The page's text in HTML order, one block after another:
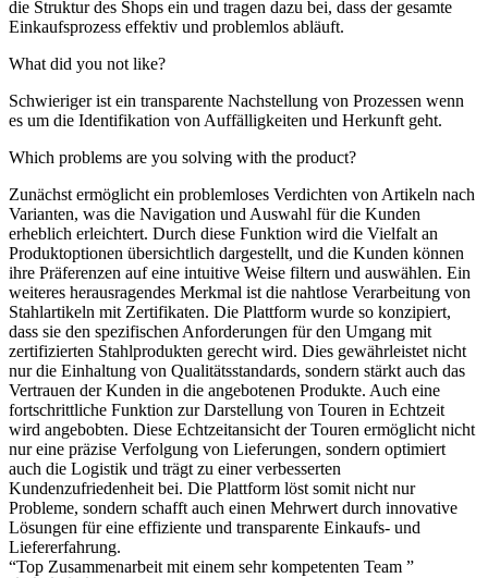
die Struktur des Shops ein und tragen dazu bei, dass der gesamte
Einkaufsprozess effektiv und problemlos abläuft.
What did you not like?
Schwieriger ist ein transparente Nachstellung von Prozessen wenn
es um die Identifikation von Auffälligkeiten und Herkunft geht.
Which problems are you solving with the product?
Zunächst ermöglicht ein problemloses Verdichten von Artikeln nach
Varianten, was die Navigation und Auswahl für die Kunden
erheblich erleichtert. Durch diese Funktion wird die Vielfalt an
Produktoptionen übersichtlich dargestellt, und die Kunden können
ihre Präferenzen auf eine intuitive Weise filtern und auswählen. Ein
weiteres herausragendes Merkmal ist die nahtlose Verarbeitung von
Stahlartikeln mit Zertifikaten. Die Plattform wurde so konzipiert,
dass sie den spezifischen Anforderungen für den Umgang mit
zertifizierten Stahlprodukten gerecht wird. Dies gewährleistet nicht
nur die Einhaltung von Qualitätsstandards, sondern stärkt auch das
Vertrauen der Kunden in die angebotenen Produkte. Auch eine
fortschrittliche Funktion zur Darstellung von Touren in Echtzeit
wird angebobten. Diese Echtzeitansicht der Touren ermöglicht nicht
nur eine präzise Verfolgung von Lieferungen, sondern optimiert
auch die Logistik und trägt zu einer verbesserten
Kundenzufriedenheit bei. Die Plattform löst somit nicht nur
Probleme, sondern schafft auch einen Mehrwert durch innovative
Lösungen für eine effiziente und transparente Einkaufs- und
Liefererfahrung.
“Top Zusammenarbeit mit einem sehr kompetenten Team ”